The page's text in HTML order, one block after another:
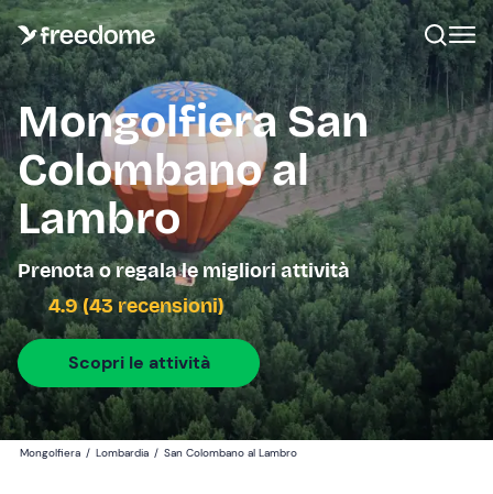
Mongolfiera San
Colombano al
Lambro
Prenota o regala le migliori attività
4.9 (43 recensioni)
Scopri le attività
Mongolfiera / Lombardia / San Colombano al Lambro